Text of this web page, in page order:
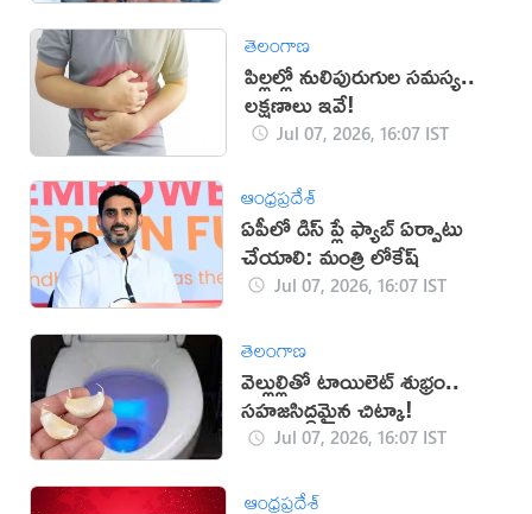
తెలంగాణ
పిల్లల్లో నులిపురుగుల సమస్య..
లక్షణాలు ఇవే!
Jul 07, 2026, 16:07 IST
ఆంధ్రప్రదేశ్
ఏపీలో డిస్ ప్లే ఫ్యాబ్ ఏర్పాటు
చేయాలి: మంత్రి లోకేష్
Jul 07, 2026, 16:07 IST
తెలంగాణ
వెల్లుల్లితో టాయిలెట్ శుభ్రం..
సహజసిద్ధమైన చిట్కా!
Jul 07, 2026, 16:07 IST
ఆంధ్రప్రదేశ్